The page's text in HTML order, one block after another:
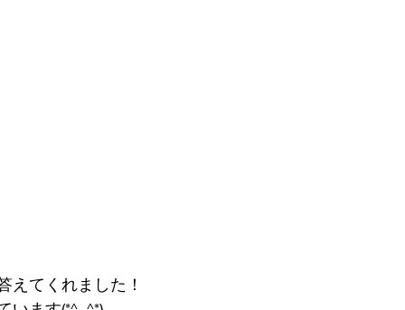
えてくれました！